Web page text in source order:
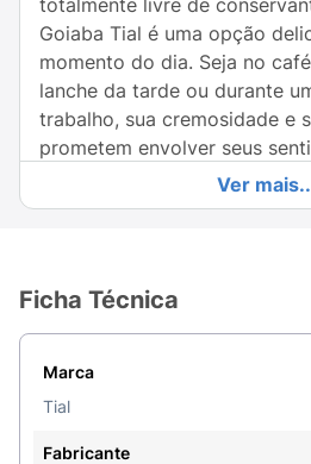
totalmente livre de
Goiaba Tial é uma opção
momento do dia. Seja no
lanche da tarde ou durante
trabalho, sua cremosidade e
prometem envolver seus
Além de ser irresistível, este
sabor vibrante da goiaba a
transforme suas pausas em
Experimente o Néctar de
como um simples néctar
de sabor tropical. Aprecie o
Ver
Ficha Técnica
Marca
Tial
Fabricante